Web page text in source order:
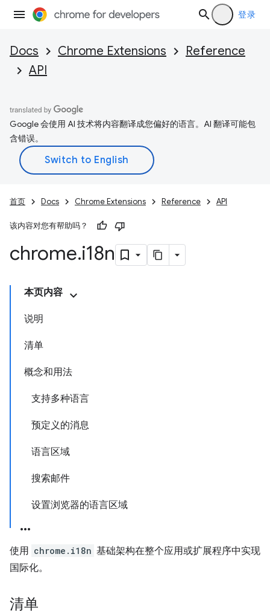
登录
Docs Chrome Extensions
Reference
API
Google 会使用 AI 技术将内容翻译成您偏好的语言。AI 翻译可能包
含错误。
首页 Docs Chrome Extensions Reference API
该内容对您有帮助吗？
chrome.i18n
本页内容
说明
清单
概念和用法
支持多种语言
预定义的消息
语言区域
搜索邮件
设置浏览器的语言区域
使用 chrome.i18n 基础架构在整个应用或扩展程序中实现
国际化。
清单